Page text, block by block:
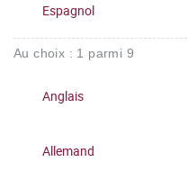
Espagnol
Au choix : 1 parmi 9
Anglais
Allemand